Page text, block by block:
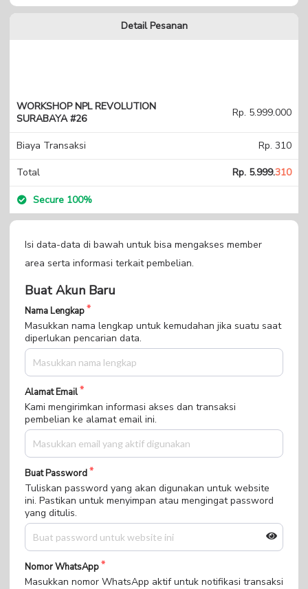
Detail Pesanan
WORKSHOP NPL REVOLUTION
SURABAYA #26
Rp. 5.999.000
Biaya Transaksi Rp. 310
Total Rp. 5.999.310
Secure 100%
Isi data-data di bawah untuk bisa mengakses member
area serta informasi terkait pembelian.
Buat Akun Baru
Nama Lengkap
Masukkan nama lengkap untuk kemudahan jika suatu saat
diperlukan pencarian data.
Alamat Email
Kami mengirimkan informasi akses dan transaksi
pembelian ke alamat email ini.
Buat Password
Tuliskan password yang akan digunakan untuk website
ini. Pastikan untuk menyimpan atau mengingat password
yang ditulis.
Nomor WhatsApp
Masukkan nomor WhatsApp aktif untuk notifikasi transaksi